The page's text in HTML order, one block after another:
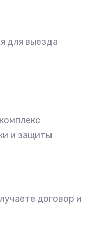
для выезда
и защиты
договор и